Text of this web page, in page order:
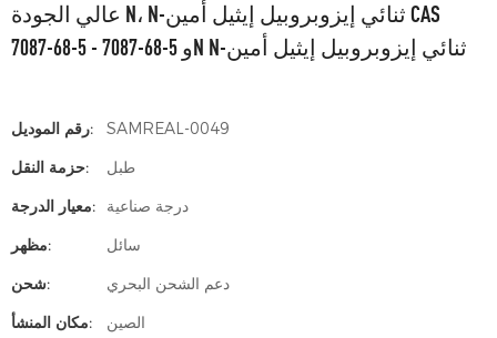
عالي الجودة N، N-ثنائي إيزوبروبيل إيثيل أمين CAS
7087-68-5 - 7087-68-5 وN N-ثنائي إيزوبروبيل إيثيل أمين
رقم الموديل:
SAMREAL-0049
حزمة النقل:
طبل
معيار الدرجة:
درجة صناعية
مظهر:
سائل
شحن:
دعم الشحن البحري
مكان المنشأ:
الصين